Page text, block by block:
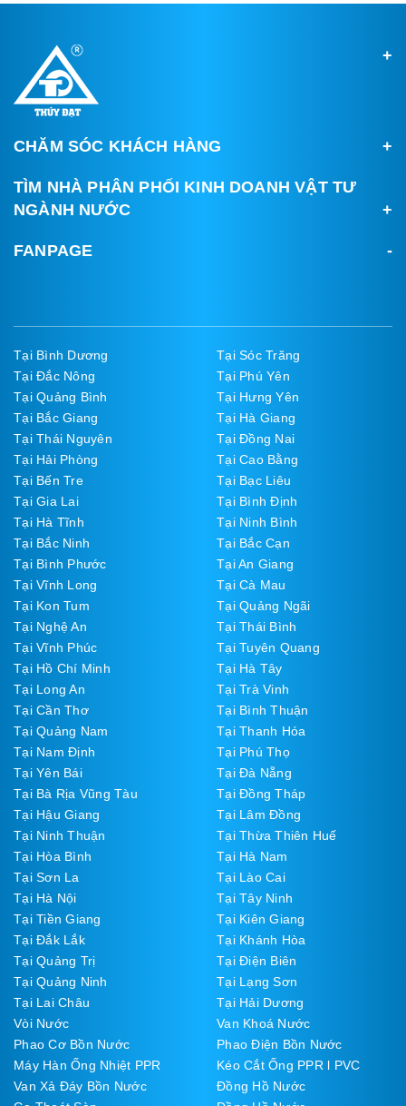
CHĂM SÓC KHÁCH HÀNG
TÌM NHÀ PHÂN PHỐI KINH DOANH VẬT TƯ
NGÀNH NƯỚC
FANPAGE
Tại Bình Dương
Tại Sóc Trăng
Tại Đắc Nông
Tại Phú Yên
Tại Quảng Bình
Tại Hưng Yên
Tại Bắc Giang
Tại Hà Giang
Tại Thái Nguyên
Tại Đồng Nai
Tại Hải Phòng
Tại Cao Bằng
Tại Bến Tre
Tại Bạc Liêu
Tại Gia Lai
Tại Bình Định
Tại Hà Tĩnh
Tại Ninh Bình
Tại Bắc Ninh
Tại Bắc Cạn
Tại Bình Phước
Tại An Giang
Tại Vĩnh Long
Tại Cà Mau
Tại Kon Tum
Tại Quảng Ngãi
Tại Nghệ An
Tại Thái Bình
Tại Vĩnh Phúc
Tại Tuyên Quang
Tại Hồ Chí Minh
Tại Hà Tây
Tại Long An
Tại Trà Vinh
Tại Cần Thơ
Tại Bình Thuận
Tại Quảng Nam
Tại Thanh Hóa
Tại Nam Định
Tại Phú Thọ
Tại Yên Bái
Tại Đà Nẵng
Tại Bà Rịa Vũng Tàu
Tại Đồng Tháp
Tại Hậu Giang
Tại Lâm Đồng
Tại Ninh Thuận
Tại Thừa Thiên Huế
Tại Hòa Bình
Tại Hà Nam
Tại Sơn La
Tại Lào Cai
Tại Hà Nội
Tại Tây Ninh
Tại Tiền Giang
Tại Kiên Giang
Tại Đắk Lắk
Tại Khánh Hòa
Tại Quảng Trị
Tại Điện Biên
Tại Quảng Ninh
Tại Lạng Sơn
Tại Lai Châu
Tại Hải Dương
Vòi Nước
Van Khoá Nước
Phao Cơ Bồn Nước
Phao Điện Bồn Nước
Máy Hàn Ống Nhiệt PPR
Kéo Cắt Ống PPR l PVC
Van Xả Đáy Bồn Nước
Đồng Hồ Nước